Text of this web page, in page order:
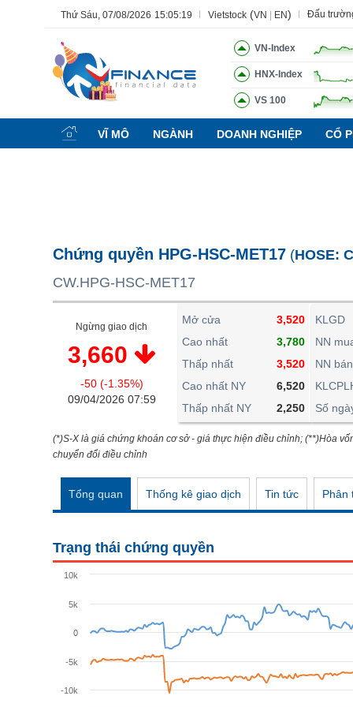
Thứ Sáu, 07/08/2026 15:05:20 Vietstock (VN EN) Đấu
VN-Index
HNX-Index
VS 100
VĨ MÔ NGÀNH DOANH NGHIỆP CỔ
Chứng quyền HPG-HSC-MET17 (HOSE:
CW.HPG-HSC-MET17
Ngừng giao dịch
3,660
-50 (-1.35%)
09/04/2026 07:59
Mở cửa
3,520
Cao nhất
3,780
Thấp nhất
3,520
Cao nhất NY
6,520
Thấp nhất NY
2,250
KLGD
NN
NN bán
Số
(*)S-X là giá chứng khoán cơ sở - giá thực hiện điều chỉnh; (**)Hòa
chuyển đổi điều chỉnh
Tổng quan Thống kê giao dịch Tin tức Phân
Trạng thái chứng quyền
-10k
-5k
0
5k
10k
Tính năng Ngành Mã chứng khoán Lãnh
BẤT ĐỘNG SẢN
TÀI CHÍNH
KINH TẾ
THẾ GIỚI
ĐÔNG DƯƠNG
PHÂN TÍCH
VS-SECTOR
NGUYÊN VẬT LIỆU
TIÊU DÙNG KHÔNG THIẾT YẾU
TIÊU DÙNG THIẾT YẾU
CHĂM SÓC SỨC KHỎE